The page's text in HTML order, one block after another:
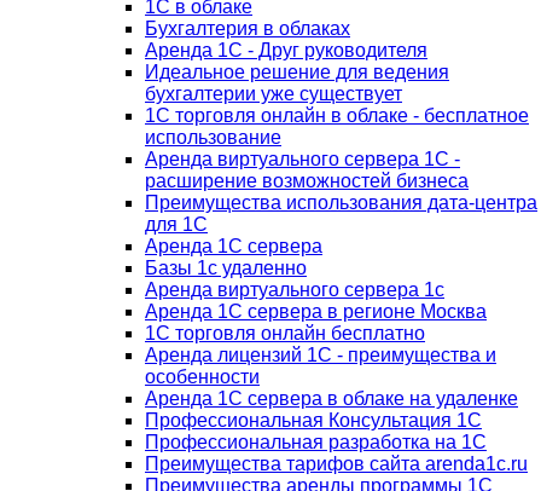
1С в облаке
Бухгалтерия в облаках
Аренда 1С - Друг руководителя
Идеальное решение для ведения
бухгалтерии уже существует
1С торговля онлайн в облаке - бесплатное
использование
Аренда виртуального сервера 1С -
расширение возможностей бизнеса
Преимущества использования дата-центра
для 1С
Аренда 1С сервера
Базы 1с удаленно
Аренда виртуального сервера 1с
Аренда 1С сервера в регионе Москва
1С торговля онлайн бесплатно
Аренда лицензий 1С - преимущества и
особенности
Аренда 1С сервера в облаке на удаленке
Профессиональная Консультация 1С
Профессиональная разработка на 1С
Преимущества тарифов сайта arenda1c.ru
Преимущества аренды программы 1С